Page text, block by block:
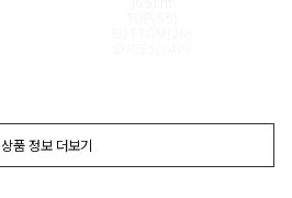
상품 정보 더보기